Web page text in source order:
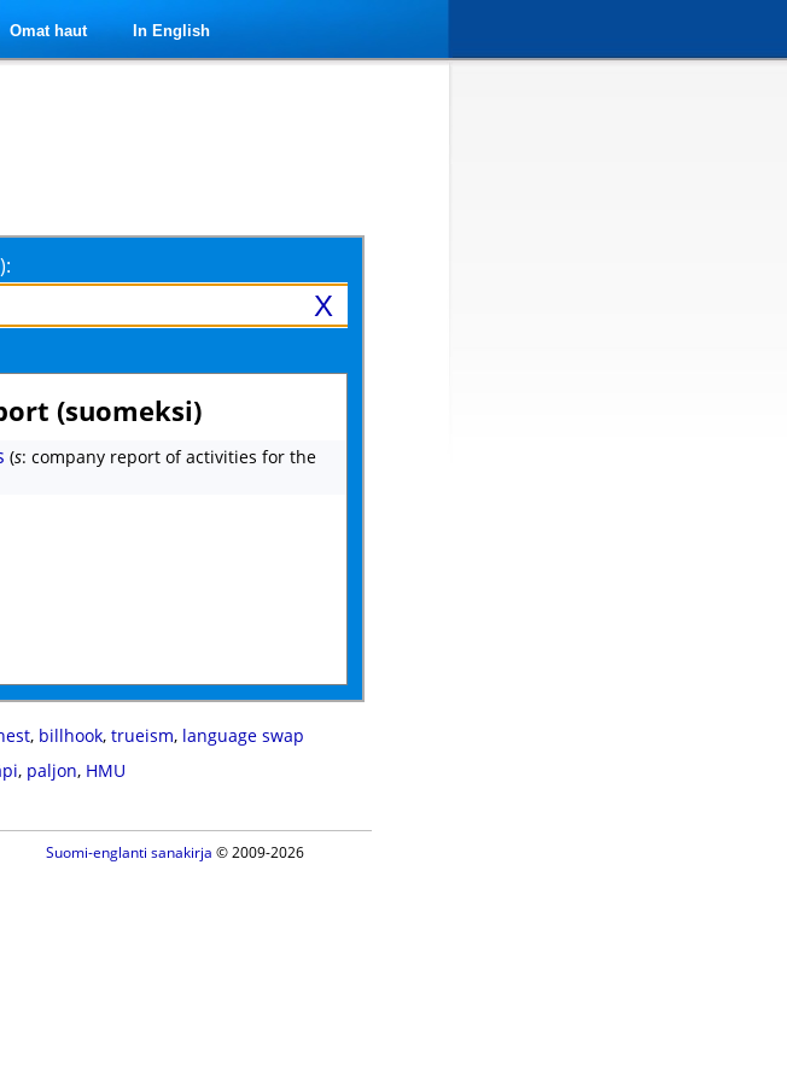
Omat haut In English
X
(suomeksi)
(s: company report of activities for the
, billhook, trueism, language swap
, paljon, HMU
Suomi-englanti sanakirja © 2009-2026